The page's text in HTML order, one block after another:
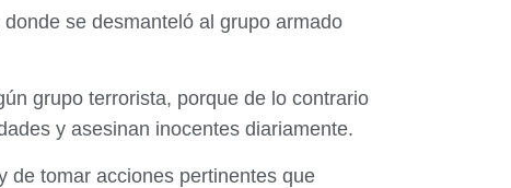
se desmanteló al grupo armado
grupo terrorista, porque de lo contrario
y asesinan inocentes diariamente.
de tomar acciones pertinentes que